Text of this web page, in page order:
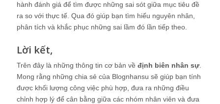
hành đánh giá để tìm được những sai sót giữa mục tiêu đề
ra so với thực tế. Qua đó giúp bạn tìm hiểu nguyên nhân,
phân tích và khắc phục những sai lầm đó lần tiếp theo.
Lời kết,
Trên đây là những thông tin cơ bản về định biên nhân sự.
Mong rằng những chia sẻ của Blognhansu sẽ giúp bạn tính
được khối lượng công việc phù hợp, đưa ra những điều
chỉnh hợp lý để cân bằng giữa các nhóm nhân viên và đưa